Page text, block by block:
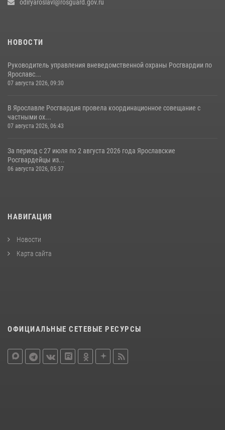
odiryaroslavl@rosguard.gov.ru
НОВОСТИ
Руководитель управления вневедомственной охраны Росгвардии по
Ярославс...
07 августа 2026, 09:30
В Ярославле Росгвардия провела координационное совещание с
частными ох...
07 августа 2026, 06:43
За период с 27 июля по 2 августа 2026 года Ярославские
Росгвардейцы из...
06 августа 2026, 05:37
НАВИГАЦИЯ
Новости
Карта сайта
ОФИЦИАЛЬНЫЕ СЕТЕВЫЕ РЕСУРСЫ